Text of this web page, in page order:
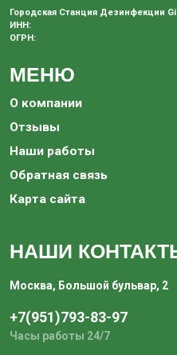
МЕНЮ
О компании
Отзывы
Наши работы
Обратная связь
Карта сайта
НАШИ
Москва, Большой бульвар, 2
+7(951)793-83-97‬
Часы работы 24/7
Городская Станция Дезинфекции
ИНН:
ОГРН: